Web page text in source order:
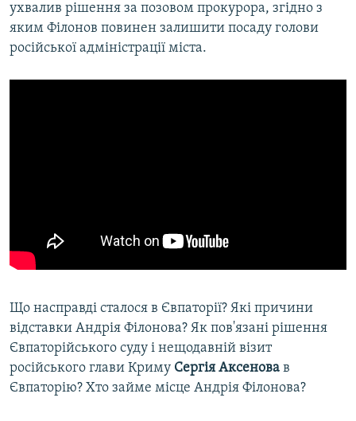
ухвалив рішення за позовом прокурора, згідно з
яким Філонов повинен залишити посаду голови
російської адміністрації міста.
Що насправді сталося в Євпаторії? Які причини
відставки Андрія Філонова? Як пов'язані рішення
Євпаторійського суду і нещодавній візит
російського глави Криму Сергія Аксенова в
Євпаторію? Хто займе місце Андрія Філонова?